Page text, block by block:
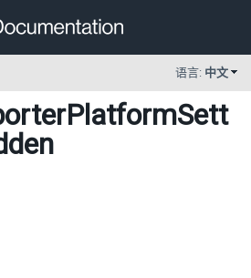
语言: 中文